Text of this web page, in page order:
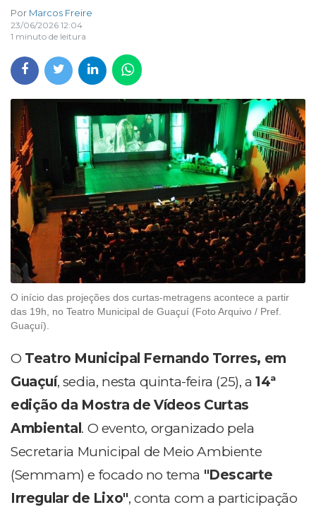
Por Marcos Freire
23/06/2026 12:04
1 minuto de leitura
O início das projeções dos curtas-metragens acontece a partir
das 19h, no Teatro Municipal de Guaçuí (Foto Arquivo / Pref.
Guaçuí).
O Teatro Municipal Fernando Torres, em
Guaçuí, sedia, nesta quinta-feira (25), a14ª
edição da Mostra de Vídeos Curtas
Ambiental . O evento, organizado pela
Secretaria Municipal de Meio Ambiente
(Semmam) e focado no tema "Descarte
Irregular de Lixo", conta com a participação